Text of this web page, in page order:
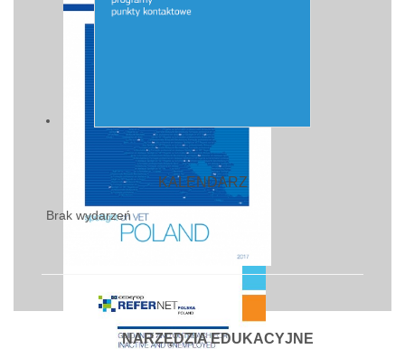
KALENDARZ
Brak wydarzeń
NARZĘDZIA EDUKACYJNE